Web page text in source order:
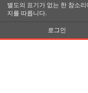
별도의 표기가 없는 한 참소
지를 따릅니다.
로그인